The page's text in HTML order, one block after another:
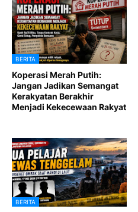
BERITA
Koperasi Merah Putih:
Jangan Jadikan Semangat
Kerakyatan Berakhir
Menjadi Kekecewaan Rakyat
BERITA